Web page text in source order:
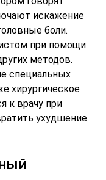
искажение
боли.
при помощи
методов.
специальных
хирургическое
к врачу при
ухудшение